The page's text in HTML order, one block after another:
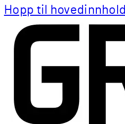
Hopp til hovedinnhold